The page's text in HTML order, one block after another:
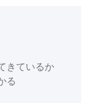
きているか
る